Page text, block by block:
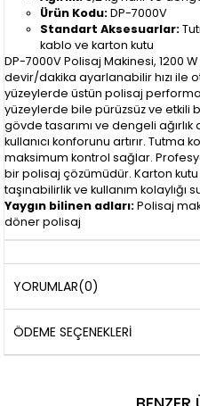
Ürün Kodu:DP-7000V
Standart Aksesuarlar:
kablo ve karton kutu
DP-7000V Polisaj Makinesi, 1200
devir/dakika ayarlanabilir hızı ile
yüzeylerde üstün polisaj
yüzeylerde bile pürüzsüz ve etkili
gövde tasarımı ve dengeli ağırlık
kullanıcı konforunu artırır. Tutma
maksimum kontrol sağlar.
bir polisaj çözümüdür. Karton
taşınabilirlik ve kullanım kolaylığı
Yaygın bilinen adları:Polisaj
döner polisaj
YORUMLAR(0)
ÖDEME SEÇENEKLERI